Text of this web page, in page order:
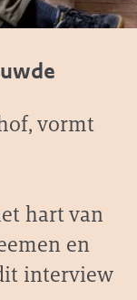
vormt
hart van
en
interview